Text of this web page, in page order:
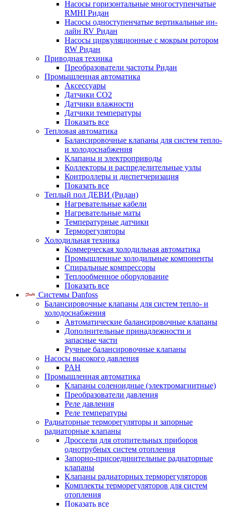
Насосы горизонтальные многоступенчатые
RMHI Ридан
Насосы одноступенчатые вертикальные ин-
лайн RV Ридан
Насосы циркуляционные с мокрым ротором
RW Ридан
Приводная техника
Преобразователи частоты Ридан
Промышленная автоматика
Аксессуары
Датчики CO2
Датчики влажности
Датчики температуры
Показать все
Тепловая автоматика
Балансировочные клапаны для систем тепло-
и холодоснабжения
Клапаны и электроприводы
Коллекторы и распределительные узлы
Контроллеры и диспетчеризация
Показать все
Теплый пол ДЕВИ (Ридан)
Нагревательные кабели
Нагревательные маты
Температурные датчики
Терморегуляторы
Холодильная техника
Коммерческая холодильная автоматика
Промышленные холодильные компоненты
Спиральные компрессоры
Теплообменное оборудование
Показать все
Системы Danfoss
Балансировочные клапаны для систем тепло- и
холодоснабжения
Автоматические балансировочные клапаны
Дополнительные принадлежности и
запасные части
Ручные балансировочные клапаны
Насосы высокого давления
PAH
Промышленная автоматика
Клапаны соленоидные (электромагнитные)
Преобразователи давления
Реле давления
Реле температуры
Радиаторные терморегуляторы и запорные
радиаторные клапаны
Дроссели для отопительных приборов
однотрубных систем отопления
Запорно-присоединительные радиаторные
клапаны
Клапаны радиаторных терморегуляторов
Комплекты терморегуляторов для систем
отопления
Показать все